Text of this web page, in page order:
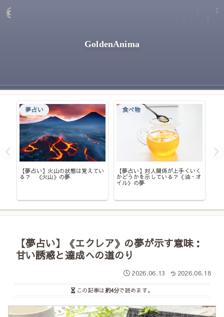
GoldenAnima
夢占い
【夢占い】火山の状態は覚えてい
る？ 《火山》の夢
食べ物
【夢占い】対人関係が上手くいく
かどうかを示している？《油・オ
イル》の夢
【夢占い】《エクレア》の夢が示す意味：
甘い誘惑と達成への道のり
2026.06.13 2026.06.18
この記事は約4分で読めます。